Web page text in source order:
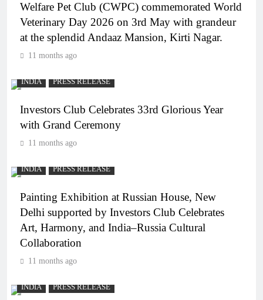
Welfare Pet Club (CWPC) commemorated World
Veterinary Day 2026 on 3rd May with grandeur
at the splendid Andaaz Mansion, Kirti Nagar.
11 months ago
INDIA PRESS RELEASE
Investors Club Celebrates 33rd Glorious Year
with Grand Ceremony
11 months ago
INDIA PRESS RELEASE
Painting Exhibition at Russian House, New
Delhi supported by Investors Club Celebrates
Art, Harmony, and India–Russia Cultural
Collaboration
11 months ago
INDIA PRESS RELEASE